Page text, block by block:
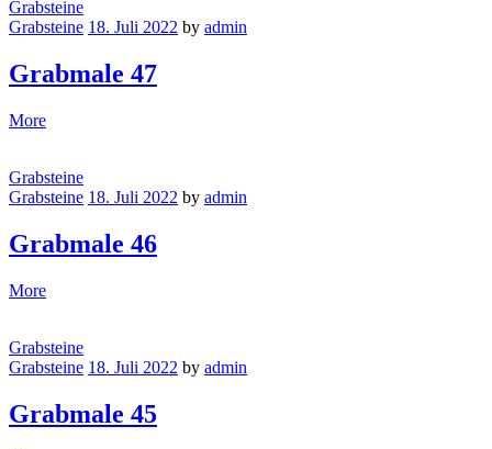
Grabsteine
Grabsteine 18. Juli 2022 by admin
Grabmale 47
More
Grabsteine
Grabsteine 18. Juli 2022 by admin
Grabmale 46
More
Grabsteine
Grabsteine 18. Juli 2022 by admin
Grabmale 45